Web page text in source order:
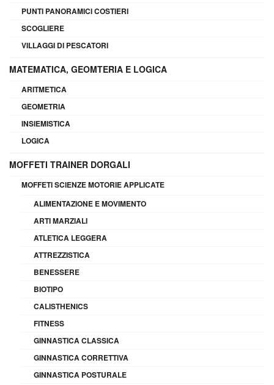
PUNTI PANORAMICI COSTIERI
SCOGLIERE
VILLAGGI DI PESCATORI
MATEMATICA, GEOMTERIA E LOGICA
ARITMETICA
GEOMETRIA
INSIEMISTICA
LOGICA
MOFFETI TRAINER DORGALI
MOFFETI SCIENZE MOTORIE APPLICATE
ALIMENTAZIONE E MOVIMENTO
ARTI MARZIALI
ATLETICA LEGGERA
ATTREZZISTICA
BENESSERE
BIOTIPO
CALISTHENICS
FITNESS
GINNASTICA CLASSICA
GINNASTICA CORRETTIVA
GINNASTICA POSTURALE